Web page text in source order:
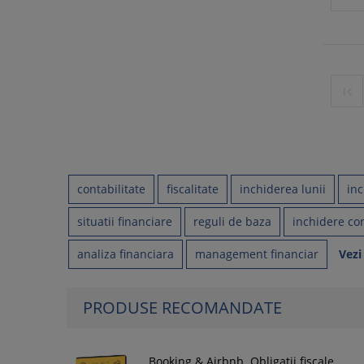
contabilitate fiscalitate inchiderea lunii
situatii financiare reguli de baza inchidere
analiza financiara management financiar
PRODUSE RECOMANDATE